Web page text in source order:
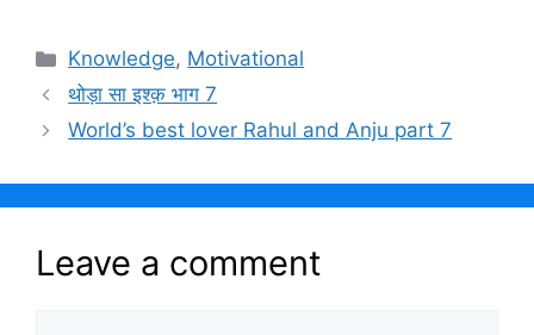
c
e
b
o
at
s
A
p
ai
l
itt e
a
st
Categories
Knowledge, Motivational
थोड़ा सा इश्क़ भाग 7
World’s best lover Rahul and Anju part 7
Leave a comment